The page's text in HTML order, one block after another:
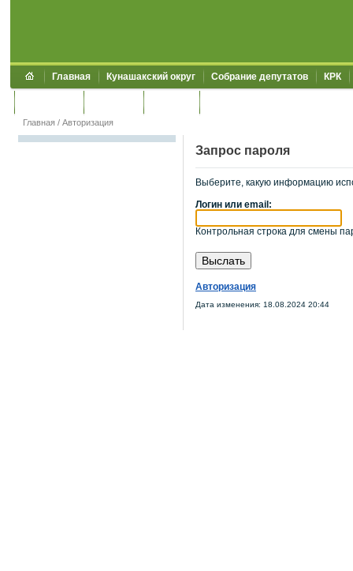
Главная Кунашакский округ Собрание депутатов КРК
Главная / Авторизация
Запрос пароля
Выберите, какую информацию
Логин или email:
Контрольная строка для смены
Авторизация
Дата изменения: 18.08.2024 20:44